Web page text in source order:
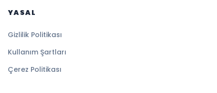
YASAL
Gizlilik Politikası
Kullanım Şartları
Çerez Politikası